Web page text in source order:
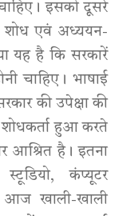
इसको दूसरे
शोध एवं अध्ययन-
यह है कि सरकारें
चाहिए। भाषाई
की उपेक्षा की
हुआ करते
है। इतना
कंप्यूटर
आज खाली-खाली